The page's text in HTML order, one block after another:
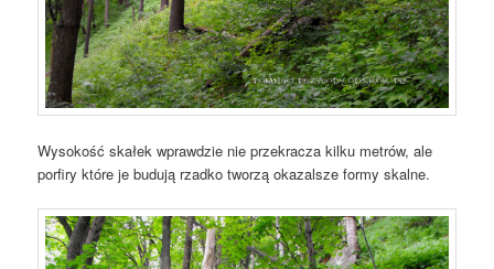
Wysokość skałek wprawdzie nie przekracza kilku metrów, ale
porfiry które je budują rzadko tworzą okazalsze formy skalne.